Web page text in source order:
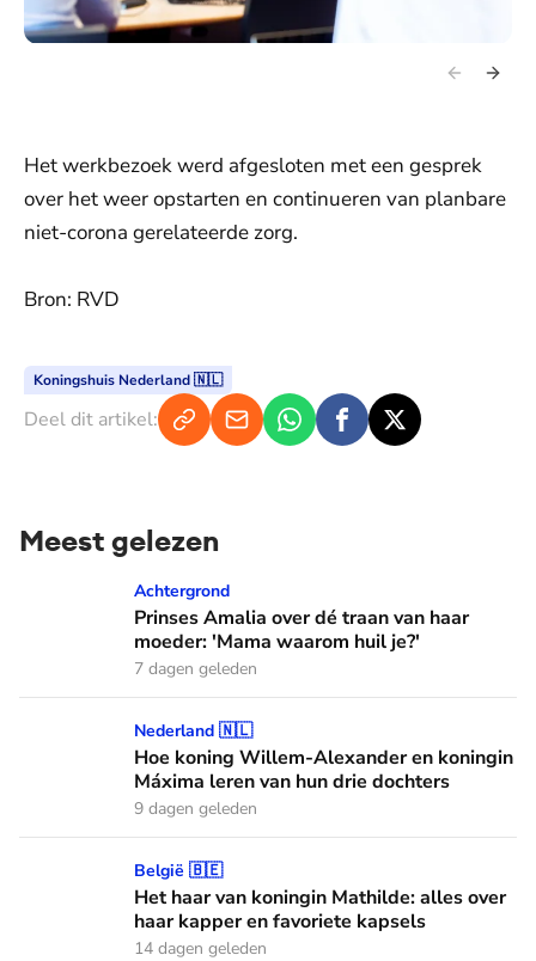
Het werkbezoek werd afgesloten met een gesprek
over het weer opstarten en continueren van planbare
niet-corona gerelateerde zorg.
Bron: RVD
Koningshuis Nederland 🇳🇱
Deel dit artikel:
Meest gelezen
Prinses Amalia over dé traan van haar moeder: 'Mama
Achtergrond
Prinses Amalia over dé traan van haar
moeder: 'Mama waarom huil je?'
7 dagen geleden
Hoe koning Willem-Alexander en koningin Máxima leren
Nederland 🇳🇱
Hoe koning Willem-Alexander en koningin
Máxima leren van hun drie dochters
9 dagen geleden
Het haar van koningin Mathilde: alles over haar kapper en
België 🇧🇪
Het haar van koningin Mathilde: alles over
haar kapper en favoriete kapsels
14 dagen geleden